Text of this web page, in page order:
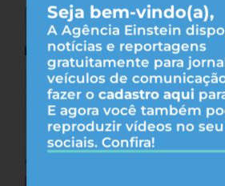
Seja bem-vindo(a),
A Agência Einstein
notícias e reportagens
gratuitamente para
veículos de
fazer o cadastro aqui
E agora você também
reproduzir vídeos no
sociais. Confira!